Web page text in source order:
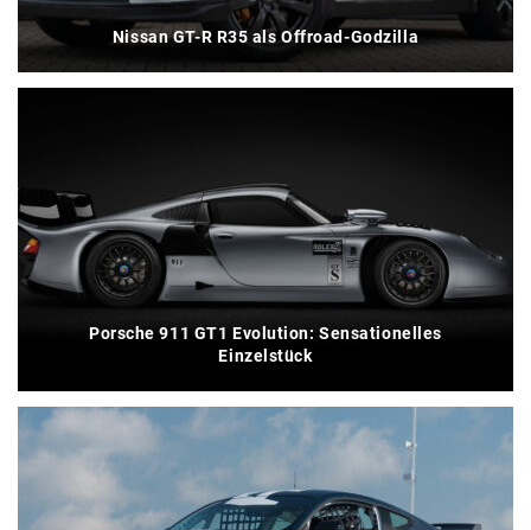
Nissan GT-R R35 als Offroad-Godzilla
Porsche 911 GT1 Evolution: Sensationelles
Einzelstück